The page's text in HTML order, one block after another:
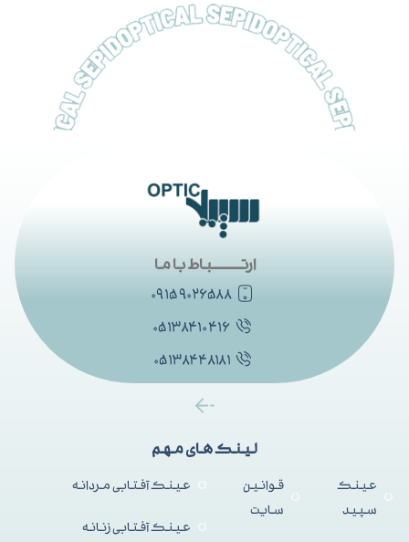
لینک های مهم
عینک
سپید
قوانین
سایت
عینک آفتابی مردانه
عینک آفتابی زنانه
ارتــــــــــباط با ما
۰۹۱۵۹۰۲۶۵۸۸
۰۵۱۳۸۴۱۰۴۱۶
۰۵۱۳۸۴۴۸۱۸۱